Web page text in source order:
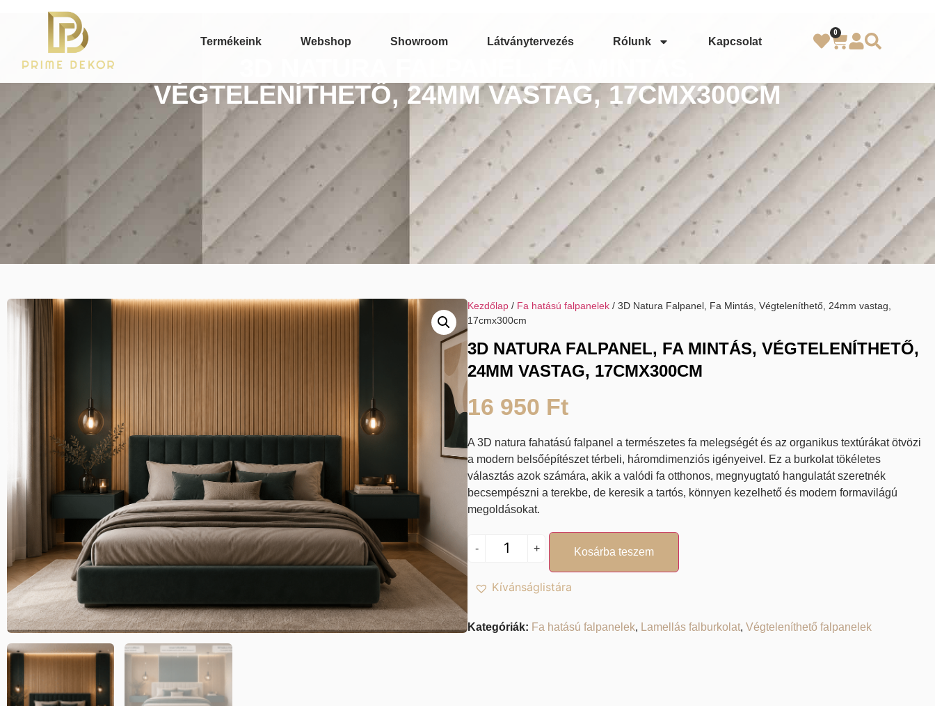
Termékeink Webshop Showroom Látványtervezés Rólunk Kapcsolat
0
VÉGTELENÍTHETŐ, 24MM VASTAG, 17CMX300CM
Kezdőlap / Fa hatású falpanelek / 3D Natura Falpanel, Fa Mintás, Végteleníthető, 24mm vastag,
17cmx300cm
3D NATURA FALPANEL, FA MINTÁS, VÉGTELENÍTHETŐ,
24MM VASTAG, 17CMX300CM
16 950 Ft
A3D natura fahatású falpanel a természetes fa melegségét és az organikus textúrákat ötvözi
a modern belsőépítészet térbeli, háromdimenziós igényeivel. Ez a burkolat tökéletes
választás azok számára, akik a valódi fa otthonos, megnyugtató hangulatát szeretnék
becsempészni a terekbe, de keresik a tartós, könnyen kezelhető és modern formavilágú
megoldásokat.
- + Kosárba teszem
Kívánságlistára
Kategóriák: Fa hatású falpanelek, Lamellás falburkolat, Végteleníthető falpanelek